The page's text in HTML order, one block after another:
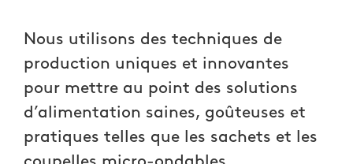
Nous utilisons des techniques de
production uniques et innovantes
pour mettre au point des solutions
d’alimentation saines, goûteuses et
pratiques telles que les sachets et les